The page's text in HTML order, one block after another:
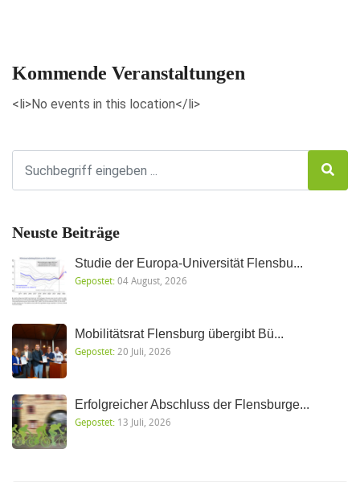
Kommende Veranstaltungen
<li>No events in this location</li>
Neuste Beiträge
Studie der Europa-Universität Flensbu...
Gepostet:04 August, 2026
Mobilitätsrat Flensburg übergibt Bü...
Gepostet:20 Juli, 2026
Erfolgreicher Abschluss der Flensburge...
Gepostet: 13 Juli, 2026